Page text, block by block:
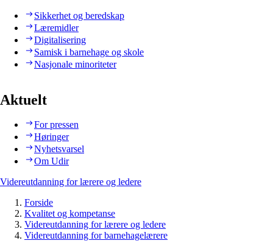
Sikkerhet og beredskap
Læremidler
Digitalisering
Samisk i barnehage og skole
Nasjonale minoriteter
Aktuelt
For pressen
Høringer
Nyhetsvarsel
Om Udir
Videreutdanning for lærere og ledere
Forside
Kvalitet og kompetanse
Videreutdanning for lærere og ledere
Videreutdanning for barnehagelærere